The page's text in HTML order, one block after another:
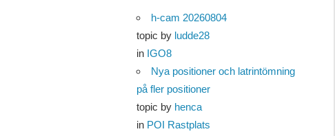
h-cam 20260804
topic by ludde28
in IGO8
Nya positioner och latrintömning
på fler positioner
topic by henca
in POI Rastplats